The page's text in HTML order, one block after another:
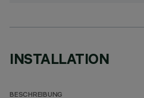
INSTALLATION
BESCHREIBUNG